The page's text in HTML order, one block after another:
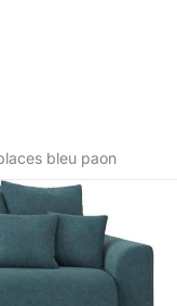
bleu paon